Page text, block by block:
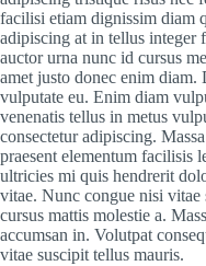
facilisi etiam dignissim diam
adipiscing at in tellus integer
auctor urna nunc id cursus
amet justo donec enim diam.
vulputate eu. Enim diam
venenatis tellus in metus
consectetur adipiscing.
praesent elementum facilisis
ultricies mi quis hendrerit
vitae. Nunc congue nisi
cursus mattis molestie a.
accumsan in. Volutpat
vitae suscipit tellus mauris.